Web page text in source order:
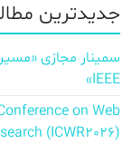
جدیدترین
IEEE»
on Web
(ICWR2026)